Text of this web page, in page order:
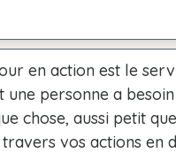
en action est le
personne a
chose, aussi petit
vos actions en